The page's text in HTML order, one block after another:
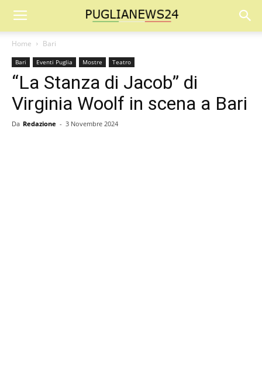
Home Bari
Bari Eventi Puglia Mostre Teatro
“La Stanza di Jacob” di
Virginia Woolf in scena a Bari
Da Redazione - 3 Novembre 2024